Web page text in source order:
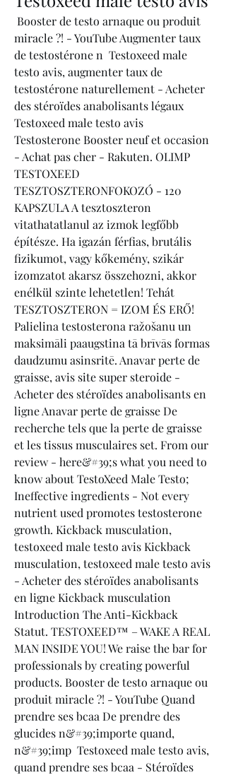
miracle ?! - YouTube Augmenter taux
de testostérone n  Testoxeed male
testo avis, augmenter taux de
testostérone naturellement - Acheter
des stéroïdes anabolisants légaux
Testoxeed male testo avis
Testosterone Booster neuf et occasion
- Achat pas cher - Rakuten. OLIMP
TESTOXEED
TESZTOSZTERONFOKOZÓ - 120
KAPSZULA A tesztoszteron
vitathatatlanul az izmok legfőbb
építésze. Ha igazán férfias, brutális
fizikumot, vagy kőkemény, szikár
izomzatot akarsz összehozni, akkor
enélkül szinte lehetetlen! Tehát
TESZTOSZTERON = IZOM ÉS ERŐ!
Palielina testosterona ražošanu un
maksimāli paaugstina tā brīvās formas
daudzumu asinsritē. Anavar perte de
graisse, avis site super steroide -
Acheter des stéroïdes anabolisants en
ligne Anavar perte de graisse De
recherche tels que la perte de graisse
et les tissus musculaires set. From our
review - here&#39;s what you need to
know about TestoXeed Male Testo;
Ineffective ingredients - Not every
nutrient used promotes testosterone
growth. Kickback musculation,
testoxeed male testo avis Kickback
musculation, testoxeed male testo avis
- Acheter des stéroïdes anabolisants
en ligne Kickback musculation
Introduction The Anti-Kickback
Statut. TESTOXEED™ – WAKE A REAL
MAN INSIDE YOU! We raise the bar for
professionals by creating powerful
products. Booster de testo arnaque ou
produit miracle ?! - YouTube Quand
prendre ses bcaa De prendre des
glucides n&#39;importe quand,
n&#39;imp  Testoxeed male testo avis,
quand prendre ses bcaa - Stéroïdes